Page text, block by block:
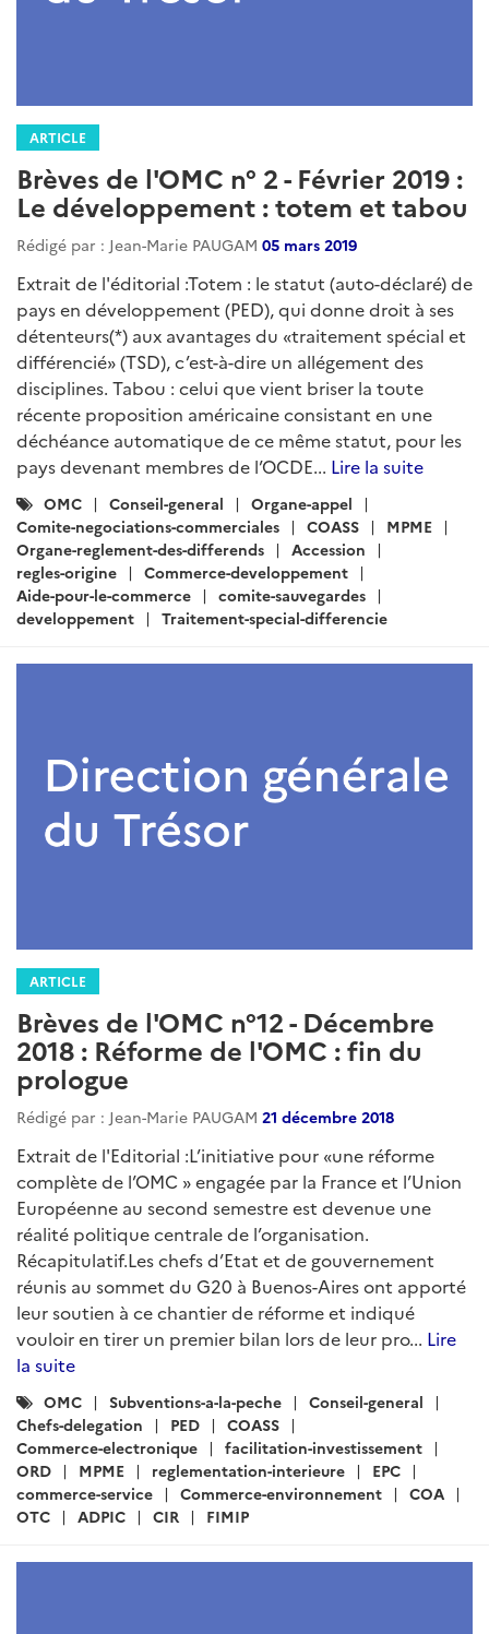
ARTICLE
Brèves de l'OMC n° 2 - Février 2019 :
Le développement : totem et tabou
Rédigé par : Jean-Marie PAUGAM 05 mars 2019
Extrait de l'éditorial :Totem : le statut (auto-déclaré) de
pays en développement (PED), qui donne droit à ses
détenteurs(*) aux avantages du «traitement spécial et
différencié» (TSD), c’est-à-dire un allégement des
disciplines. Tabou : celui que vient briser la toute
récente proposition américaine consistant en une
déchéance automatique de ce même statut, pour les
pays devenant membres de l’OCDE... Lire la suite
Catégories
:
OMC Conseil-general
Organe-appel
Comite-negociations-commerciales
COASS
MPME
Organe-reglement-des-differends
Accession
regles-origine
Commerce-developpement
Aide-pour-le-commerce
comite-sauvegardes
developpement
Traitement-special-differencie
ARTICLE
Brèves de l'OMC n°12 - Décembre
2018 : Réforme de l'OMC : fin du
prologue
Rédigé par : Jean-Marie PAUGAM 21 décembre 2018
Extrait de l'Editorial :L’initiative pour «une réforme
complète de l’OMC » engagée par la France et l’Union
Européenne au second semestre est devenue une
réalité politique centrale de l’organisation.
Récapitulatif.Les chefs d’Etat et de gouvernement
réunis au sommet du G20 à Buenos-Aires ont apporté
leur soutien à ce chantier de réforme et indiqué
vouloir en tirer un premier bilan lors de leur pro... Lire
la suite
Catégories
:
OMC Subventions-a-la-peche
Conseil-general
Chefs-delegation
PED
COASS
Commerce-electronique
facilitation-investissement
ORD
MPME reglementation-interieure
EPC
commerce-service
Commerce-environnement
COA
OTC
ADPIC CIR FIMIP